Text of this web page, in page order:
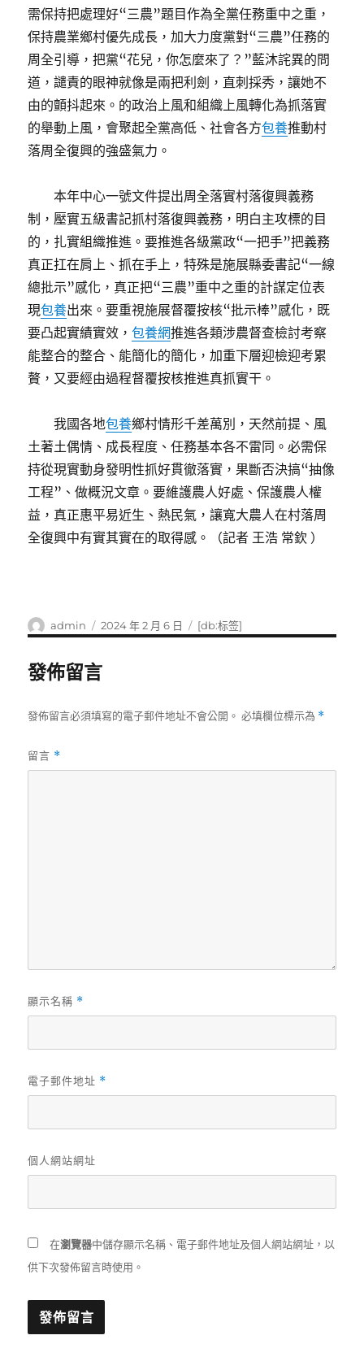
需保持把處理好“三農”題目作為全黨任務重中之重，
保持農業鄉村優先成長，加大力度黨對“三農”任務的
周全引導，把黨“花兒，你怎麼來了？”藍沐詫異的問
道，譴責的眼神就像是兩把利劍，直刺採秀，讓她不
由的顫抖起來。的政治上風和組織上風轉化為抓落實
的舉動上風，會聚起全黨高低、社會各方包養推動村
落周全復興的強盛氣力。
本年中心一號文件提出周全落實村落復興義務
制，壓實五級書記抓村落復興義務，明白主攻標的目
的，扎實組織推進。要推進各級黨政“一把手”把義務
真正扛在肩上、抓在手上，特殊是施展縣委書記“一線
總批示”感化，真正把“三農”重中之重的計謀定位表
現包養出來。要重視施展督覆按核“批示棒”感化，既
要凸起實績實效，包養網推進各類涉農督查檢討考察
能整合的整合、能簡化的簡化，加重下層迎檢迎考累
贅，又要經由過程督覆按核推進真抓實干。
我國各地包養鄉村情形千差萬別，天然前提、風
土著土偶情、成長程度、任務基本各不雷同。必需保
持從現實動身發明性抓好貫徹落實，果斷否決搞“抽像
工程”、做概況文章。要維護農人好處、保護農人權
益，真正惠平易近生、熱民氣，讓寬大農人在村落周
全復興中有實其實在的取得感。（記者 王浩 常欽 ）
作
者
admin
發
佈
2024 年 2 月 6 日
標
籤
[db:标签]
發佈留言
發佈留言必須填寫的電子郵件地址不會公開。 必填欄位標示為 *
留言 *
顯示名稱 *
電子郵件地址 *
個人網站網址
在瀏覽器中儲存顯示名稱、電子郵件地址及個人網站網址，以
供下次發佈留言時使用。